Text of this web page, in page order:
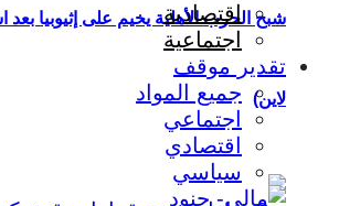
شبح الحرب الأهلية يخيم على إثيوبيا بعد
لاين)
اقتصادية
اجتماعية
تقدير موقف
جميع المواد
اجتماعي
اقتصادي
سياسي